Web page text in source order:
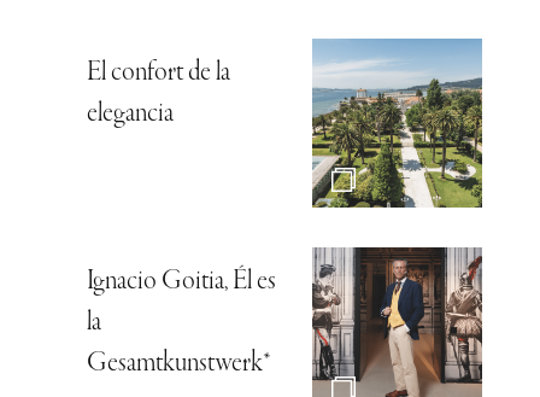
El confort de la
elegancia
Ignacio Goitia, Él es
la
Gesamtkunstwerk*